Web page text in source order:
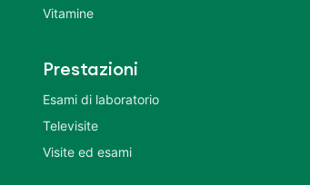
Vitamine
Prestazioni
Esami di laboratorio
Televisite
Visite ed esami